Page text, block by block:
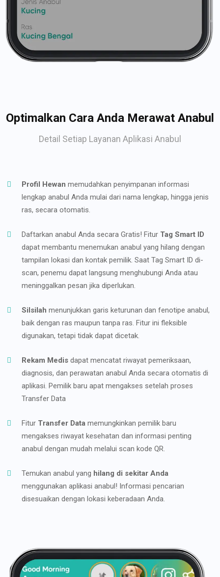
Optimalkan Cara Anda Merawat Anabul
Detail Setiap Layanan Aplikasi Anabul
Profil Hewan memudahkan penyimpanan informasi
lengkap anabul Anda mulai dari nama lengkap, hingga jenis
ras, secara otomatis.
Daftarkan anabul Anda secara Gratis! Fitur Tag Smart ID
dapat membantu menemukan anabul yang hilang dengan
tampilan lokasi dan kontak pemilik. Saat Tag Smart ID di-
scan, penemu dapat langsung menghubungi Anda atau
meninggalkan pesan jika diperlukan.
Silsilah menunjukkan garis keturunan dan fenotipe anabul,
baik dengan ras maupun tanpa ras. Fitur ini fleksible
digunakan, tetapi tidak dapat dicetak.
Rekam Medis dapat mencatat riwayat pemeriksaan,
diagnosis, dan perawatan anabul Anda secara otomatis di
aplikasi. Pemilik baru apat mengakses setelah proses
Transfer Data
Fitur Transfer Data memungkinkan pemilik baru
mengakses riwayat kesehatan dan informasi penting
anabul dengan mudah melalui scan kode QR.
Temukan anabul yang hilang di sekitar Anda
menggunakan aplikasi anabul! Informasi pencarian
disesuaikan dengan lokasi keberadaan Anda.